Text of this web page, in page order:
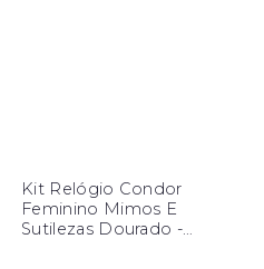
Kit Relógio Condor
Feminino Mimos E
Sutilezas Dourado -